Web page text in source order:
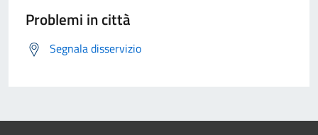
Problemi in città
Segnala disservizio